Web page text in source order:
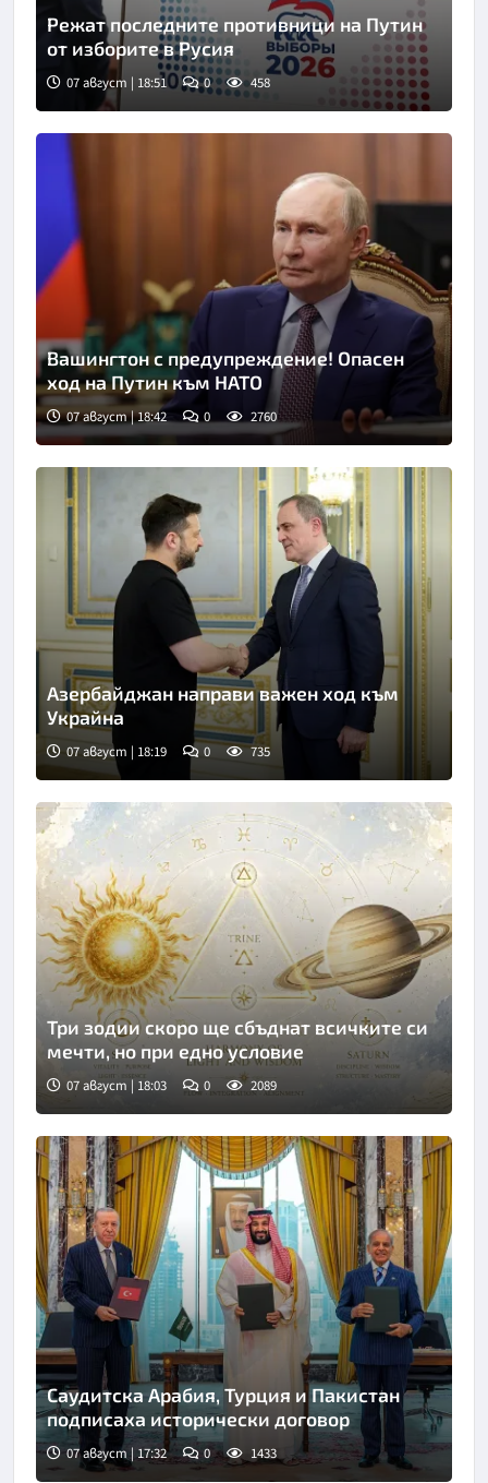
Снимка: ТАСС
Режат последните противници на Путин
от изборите в Русия
07 август | 18:51 0 458
Вашингтон с предупреждение! Опасен
ход на Путин към НАТО
07 август | 18:42 0 2760
Азербайджан направи важен ход към
Украйна
07 август | 18:19 0 735
Три зодии скоро ще сбъднат всичките си
мечти, но при едно условие
07 август | 18:03 0 2089
Снимка: Саудитска новинарска агенция
Саудитска Арабия, Турция и Пакистан
подписаха исторически договор
07 август | 17:32 0 1433